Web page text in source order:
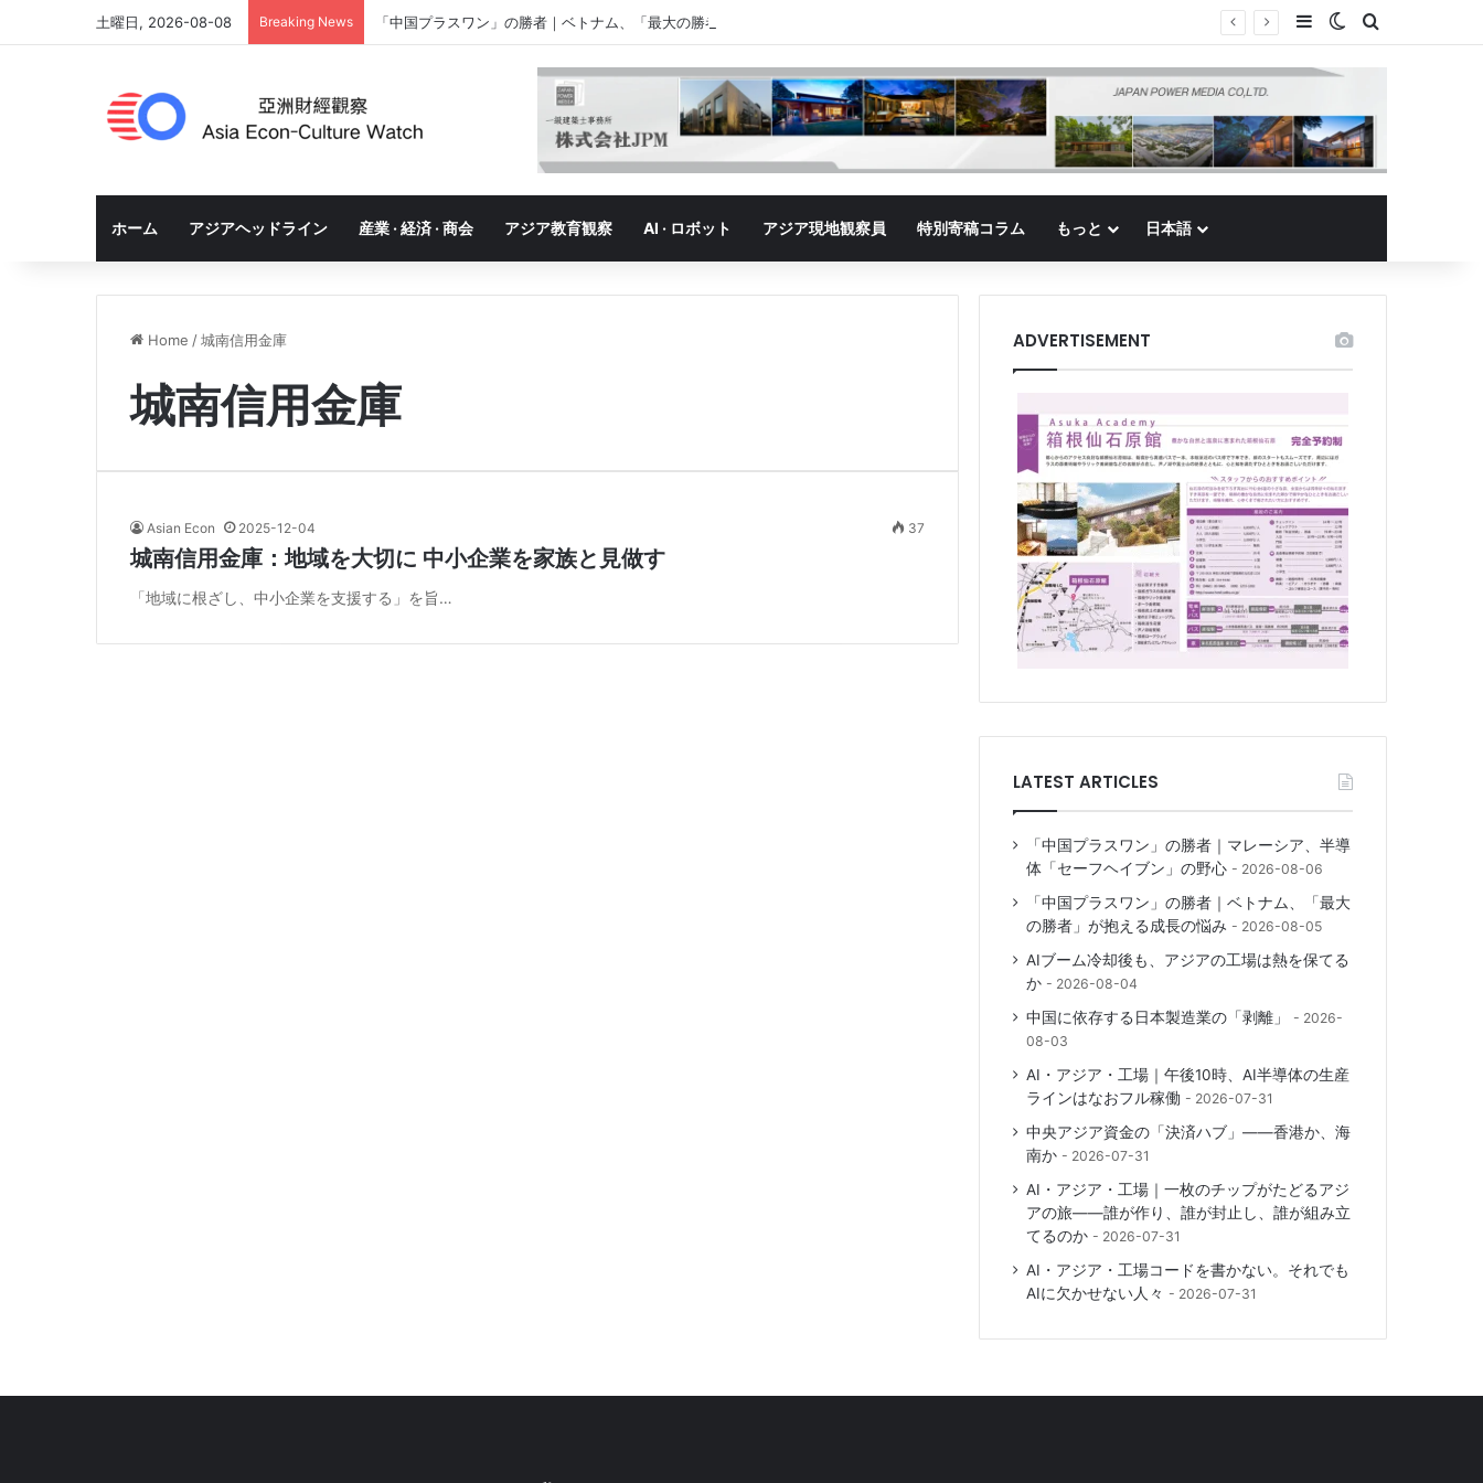
土曜日, 2026-08-08 Breaking News 「中国プラスワン」の勝者｜ベトナム、「最大の勝者」が抱える成長の悩み SidebarSwitch skin
Search for
ホーム アジアヘッドライン 産業 · 経済 · 商会 アジア教育観察 AI · ロボット アジア現地観察員 特別寄稿コラム もっと 日本語
Home /城南信用金庫
城南信用金庫
Asian Econ 2025-12-04 37
城南信用金庫：地域を大切に 中小企業を家族と見做す
「地域に根ざし、中小企業を支援する」を旨…
ADVERTISEMENT
LATEST ARTICLES
「中国プラスワン」の勝者｜マレーシア、半導
体「セーフヘイブン」の野心
2026-08-06
「中国プラスワン」の勝者｜ベトナム、「最大
の勝者」が抱える成長の悩み
2026-08-05
AIブーム冷却後も、アジアの工場は熱を保てる
か
2026-08-04
中国に依存する日本製造業の「剥離」
2026-
08-03
AI・アジア・工場｜午後10時、AI半導体の生産
ラインはなおフル稼働
2026-07-31
中央アジア資金の「決済ハブ」――香港か、海
南か
2026-07-31
AI・アジア・工場｜一枚のチップがたどるアジ
アの旅――誰が作り、誰が封止し、誰が組み立
てるのか
2026-07-31
AI・アジア・工場コードを書かない。それでも
AIに欠かせない人々
2026-07-31